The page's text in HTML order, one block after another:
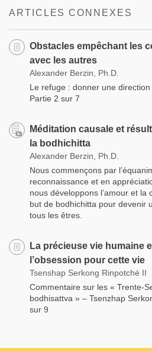
ARTICLES CONNEXES
Obstacles empêchant les
avec les autres
Alexander Berzin, Ph.D.
Le refuge : donner une
Partie 2 sur 7
Méditation causale et
la bodhichitta
Alexander Berzin, Ph.D.
Nous commençons par
reconnaissance et en
nous développons l’amour et la
but de bodhichitta pour devenir
tous les êtres.
La précieuse vie humaine
l’obsession pour cette vie
Tsenshap Serkong Rinpotché II
Commentaire sur les « Trente-
bodhisattva » – Tsenzhap
sur 9